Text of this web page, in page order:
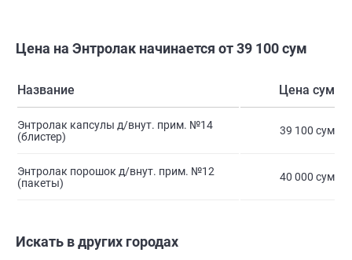
Цена на Энтролак начинается от 39 100 сум
Название Цена сум
Энтролак капсулы д/внут. прим. №14
(блистер)
39 100 сум
Энтролак порошок д/внут. прим. №12
(пакеты)
40 000 сум
Искать в других городах